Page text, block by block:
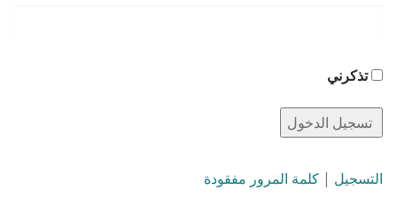
تذكرني
التسجيل | كلمة المرور مفقودة